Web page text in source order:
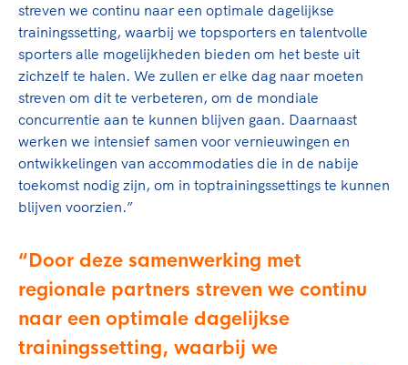
streven we continu naar een optimale dagelijkse
trainingssetting, waarbij we topsporters en talentvolle
sporters alle mogelijkheden bieden om het beste uit
zichzelf te halen. We zullen er elke dag naar moeten
streven om dit te verbeteren, om de mondiale
concurrentie aan te kunnen blijven gaan. Daarnaast
werken we intensief samen voor vernieuwingen en
ontwikkelingen van accommodaties die in de nabije
toekomst nodig zijn, om in toptrainingssettings te kunnen
blijven voorzien.”
Door deze samenwerking met
regionale partners streven we continu
naar een optimale dagelijkse
trainingssetting, waarbij we